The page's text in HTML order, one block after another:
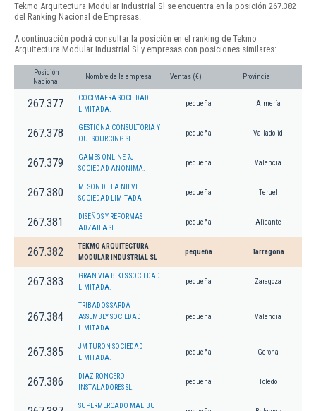
Tekmo Arquitectura Modular Industrial Sl se encuentra en la posición 267.382
del Ranking Nacional de Empresas.
A continuación podrá consultar la posición en el ranking de Tekmo
Arquitectura Modular Industrial Sl y empresas con posiciones similares:
Posición
Nacional
Nombre de la empresa Ventas (€) Provincia
267.377
COCIMAFRA SOCIEDAD
LIMITADA.
pequeña Almería
267.378
GESTIONA CONSULTORIA Y
OUTSOURCING SL
pequeña Valladolid
267.379
GAMES ONLINE 7J
SOCIEDAD ANONIMA.
pequeña Valencia
267.380
MESON DE LA NIEVE
SOCIEDAD LIMITADA
pequeña Teruel
267.381
DISEÑOS Y REFORMAS
ADZAILA SL.
pequeña Alicante
267.382
TEKMO ARQUITECTURA
MODULAR INDUSTRIAL SL
pequeña Tarragona
267.383
GRAN VIA BIKES SOCIEDAD
LIMITADA.
pequeña Zaragoza
267.384
TRIBADOS SARDA
ASSEMBLY SOCIEDAD
LIMITADA.
pequeña Valencia
267.385
JM TURON SOCIEDAD
LIMITADA.
pequeña Gerona
267.386
DIAZ-RONCERO
INSTALADORES SL.
pequeña Toledo
SUPERMERCADO MALIBU